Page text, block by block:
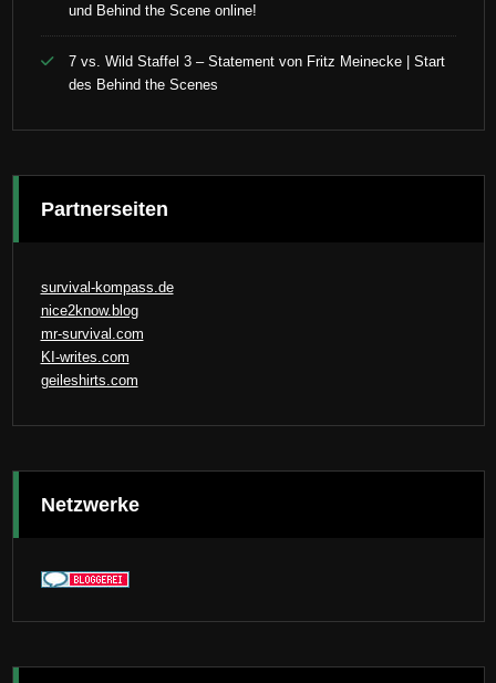
und Behind the Scene online!
7 vs. Wild Staffel 3 – Statement von Fritz Meinecke | Start
des Behind the Scenes
Partnerseiten
survival-kompass.de
nice2know.blog
mr-survival.com
KI-writes.com
geileshirts.com
Netzwerke